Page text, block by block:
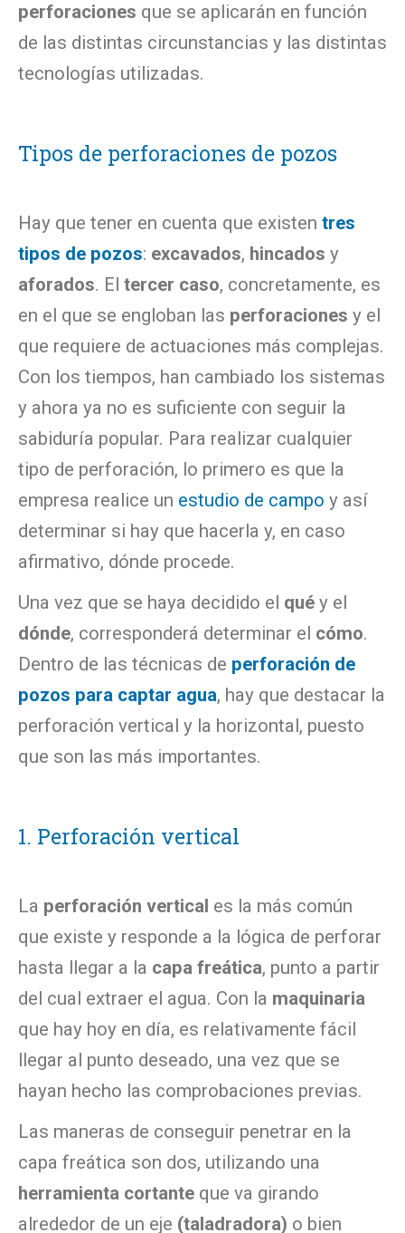
perforaciones que se aplicarán en función
de las distintas circunstancias y las distintas
tecnologías utilizadas.
Tipos de perforaciones de pozos
Hay que tener en cuenta que existen tres
tipos de pozos: excavados, hincados y
aforados. El tercer caso, concretamente, es
en el que se engloban las perforaciones y el
que requiere de actuaciones más complejas.
Con los tiempos, han cambiado los sistemas
y ahora ya no es suficiente con seguir la
sabiduría popular. Para realizar cualquier
tipo de perforación, lo primero es que la
empresa realice un estudio de campo y así
determinar si hay que hacerla y, en caso
afirmativo, dónde procede.
Una vez que se haya decidido el qué y el
dónde, corresponderá determinar el cómo.
Dentro de las técnicas de perforación de
pozos para captar agua, hay que destacar la
perforación vertical y la horizontal, puesto
que son las más importantes.
1. Perforación vertical
La perforación vertical es la más común
que existe y responde a la lógica de perforar
hasta llegar a la capa freática, punto a partir
del cual extraer el agua. Con la maquinaria
que hay hoy en día, es relativamente fácil
llegar al punto deseado, una vez que se
hayan hecho las comprobaciones previas.
Las maneras de conseguir penetrar en la
capa freática son dos, utilizando una
herramienta cortante que va girando
alrededor de un eje (taladradora) o bien